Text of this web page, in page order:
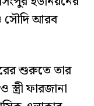
ও সৌদি আরব
শুরুতে তার
ফারজানা